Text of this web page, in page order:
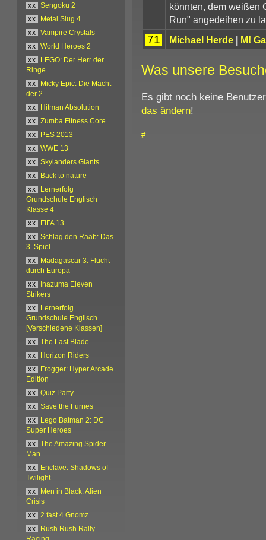
könnten, dem weißen
Run" angedeihen zu
71 Michael Herde| M!
Was unsere
Es gibt noch keine
das ändern!
#
xx
Sengoku 2
xx
Metal Slug 4
xx
Vampire Crystals
xx
World Heroes 2
xx
LEGO: Der Herr der
Ringe
xx
Micky Epic: Die Macht
der 2
xx
Hitman Absolution
xx
Zumba Fitness Core
xx
PES 2013
xx
WWE 13
xx
Skylanders Giants
xx
Back to nature
xx
Lernerfolg
Grundschule Englisch
Klasse 4
xx
FIFA 13
xx
Schlag den Raab: Das
3. Spiel
xx
Madagascar 3: Flucht
durch Europa
xx
Inazuma Eleven
Strikers
xx
Lernerfolg
Grundschule Englisch
[Verschiedene Klassen]
xx
The Last Blade
xx
Horizon Riders
xx
Frogger: Hyper Arcade
Edition
xx
Quiz Party
xx
Save the Furries
xx
Lego Batman 2: DC
Super Heroes
xx
The Amazing Spider-
Man
xx
Enclave: Shadows of
Twilight
xx
Men in Black: Alien
Crisis
xx
2 fast 4 Gnomz
xx
Rush Rush Rally